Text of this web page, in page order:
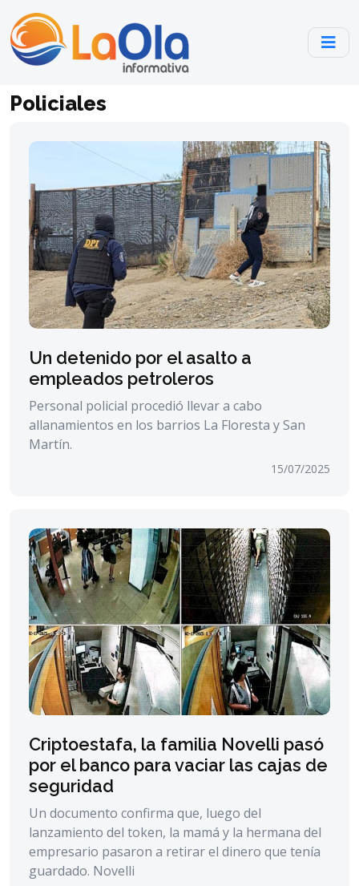
Policiales
Un detenido por el asalto a
empleados petroleros
Personal policial procedió llevar a cabo
allanamientos en los barrios La Floresta y San
Martín.
15/07/2025
Criptoestafa, la familia Novelli pasó
por el banco para vaciar las cajas de
seguridad
Un documento confirma que, luego del
lanzamiento del token, la mamá y la hermana del
empresario pasaron a retirar el dinero que tenía
guardado. Novelli